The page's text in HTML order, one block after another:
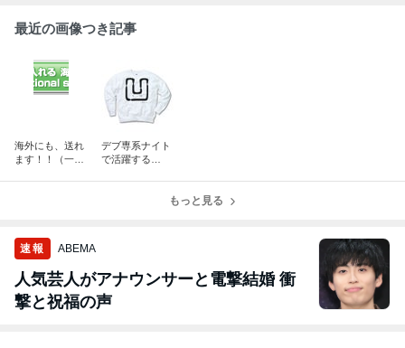
最近の画像つき記事
海外にも、送れ
ます！！（一部
デブ専系ナイト
で活躍する
もっと見る
速報 ABEMA
人気芸人がアナウンサーと電撃結婚 衝
撃と祝福の声